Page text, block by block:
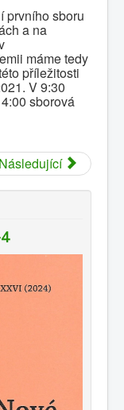
prvního sboru
a na
máme tedy
příležitosti
V 9:30
sborová
Následující